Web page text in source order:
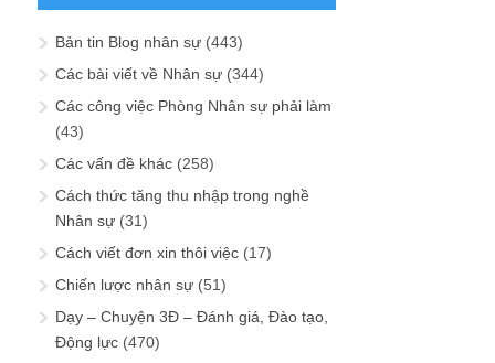
Bản tin Blog nhân sự (443)
Các bài viết về Nhân sự (344)
Các công việc Phòng Nhân sự phải làm
(43)
Các vấn đề khác (258)
Cách thức tăng thu nhập trong nghề
Nhân sự (31)
Cách viết đơn xin thôi việc (17)
Chiến lược nhân sự (51)
Dạy – Chuyện 3Đ – Đánh giá, Đào tạo,
Động lực (470)